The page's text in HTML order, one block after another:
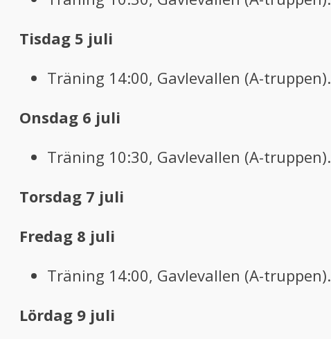
Tisdag 5 juli
Träning 14:00, Gavlevallen (A-truppen).
Onsdag 6 juli
Träning 10:30, Gavlevallen (A-truppen).
Torsdag 7 juli
Fredag 8 juli
Träning 14:00, Gavlevallen (A-truppen).
Lördag 9 juli